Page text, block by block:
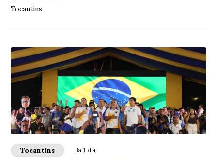
Tocantins
Tocantins Há 1 dia